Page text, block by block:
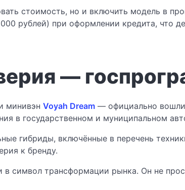
стоимость, но и включить модель в
рублей) при оформлении кредита, что
—
минивэн Voyah Dream — официально
в государственном и муниципальном
гибриды, включённые в перечень
к бренду.
в символ трансформации рынка. Он не